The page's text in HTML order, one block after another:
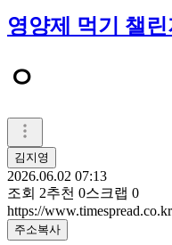
영양제 먹기 챌린
ㅇ
김지영
2026.06.02 07:13
조회 2추천 0스크랩 0
https://
주소복사